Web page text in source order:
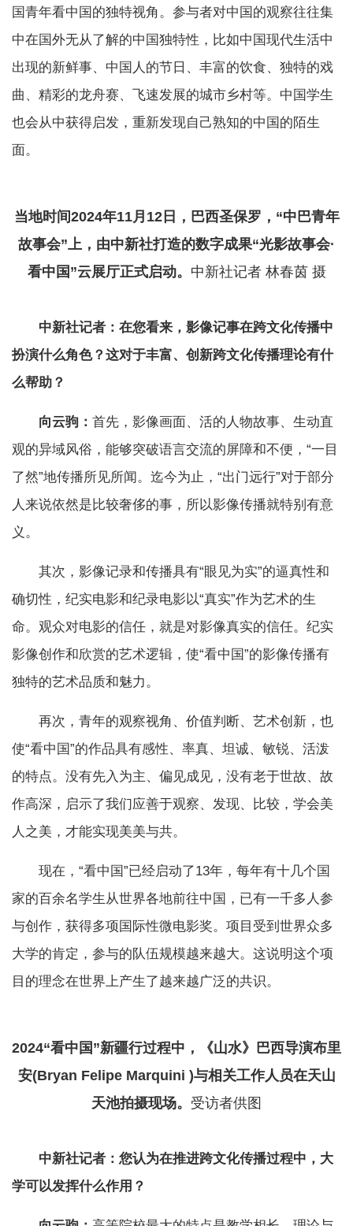
国青年看中国的独特视角。参与者对中国的观察往往集
中在国外无从了解的中国独特性，比如中国现代生活中
出现的新鲜事、中国人的节日、丰富的饮食、独特的戏
曲、精彩的龙舟赛、飞速发展的城市乡村等。中国学生
也会从中获得启发，重新发现自己熟知的中国的陌生
面。
当地时间2024年11月12日，巴西圣保罗，“中巴青年
故事会”上，由中新社打造的数字成果“光影故事会·
看中国”云展厅正式启动。 中新社记者 林春茵 摄
中新社记者：在您看来，影像记事在跨文化传播中
扮演什么角色？这对于丰富、创新跨文化传播理论有什
么帮助？
向云驹： 首先，影像画面、活的人物故事、生动直
观的异域风俗，能够突破语言交流的屏障和不便，“一目
了然”地传播所见所闻。迄今为止，“出门远行”对于部分
人来说依然是比较奢侈的事，所以影像传播就特别有意
义。
其次，影像记录和传播具有“眼见为实”的逼真性和
确切性，纪实电影和纪录电影以“真实”作为艺术的生
命。观众对电影的信任，就是对影像真实的信任。纪实
影像创作和欣赏的艺术逻辑，使“看中国”的影像传播有
独特的艺术品质和魅力。
再次，青年的观察视角、价值判断、艺术创新，也
使“看中国”的作品具有感性、率真、坦诚、敏锐、活泼
的特点。没有先入为主、偏见成见，没有老于世故、故
作高深，启示了我们应善于观察、发现、比较，学会美
人之美，才能实现美美与共。
现在，“看中国”已经启动了13年，每年有十几个国
家的百余名学生从世界各地前往中国，已有一千多人参
与创作，获得多项国际性微电影奖。项目受到世界众多
大学的肯定，参与的队伍规模越来越大。这说明这个项
目的理念在世界上产生了越来越广泛的共识。
2024“看中国”新疆行过程中，《山水》巴西导演布里
安(Bryan Felipe Marquini )与相关工作人员在天山
天池拍摄现场。 受访者供图
中新社记者：您认为在推进跨文化传播过程中，大
学可以发挥什么作用？